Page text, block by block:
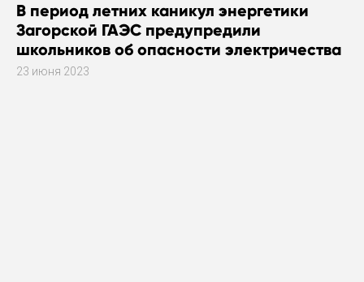
В период летних каникул энергетики
Загорской ГАЭС предупредили
школьников об опасности электричества
23 июня 2023